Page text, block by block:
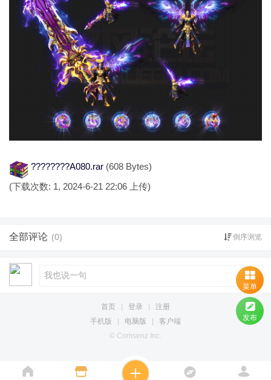
????????A080.rar (608 Bytes)
(下载次数: 1, 2024-6-21 22:06 上传)
全部评论 (0) 倒序浏览
首页 登录
注册
手机版
电脑版
客户端
© Comsenz Inc.
菜单
发布